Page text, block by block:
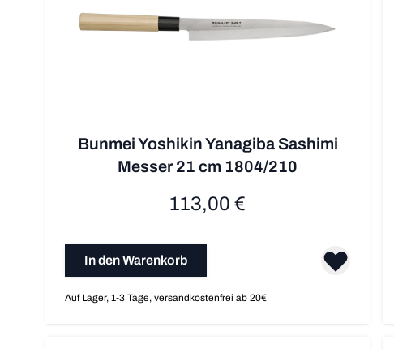
Bunmei Yoshikin Yanagiba Sashimi
Messer 21 cm 1804/210
113,00 €
In den Warenkorb
Auf Lager, 1-3 Tage, versandkostenfrei ab 20€